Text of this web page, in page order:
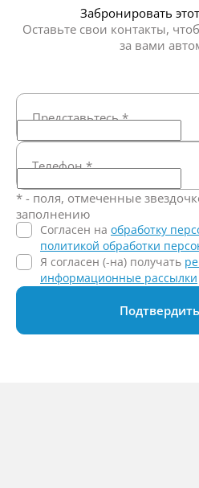
Забронировать
Оставьте свои контакты,
за вами
Представьтесь*
Телефон*
* - поля, отмеченные
заполнению
Согласен на обработку
политикой обработки
Я согласен (-на) получать
информационные рассылки